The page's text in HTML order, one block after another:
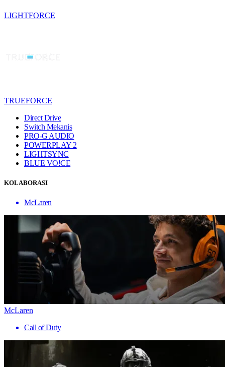
LIGHTFORCE
TRUEFORCE
Direct Drive
Switch Mekanis
PRO-G AUDIO
POWERPLAY 2
LIGHTSYNC
BLUE VO!CE
KOLABORASI
McLaren
McLaren
Call of Duty